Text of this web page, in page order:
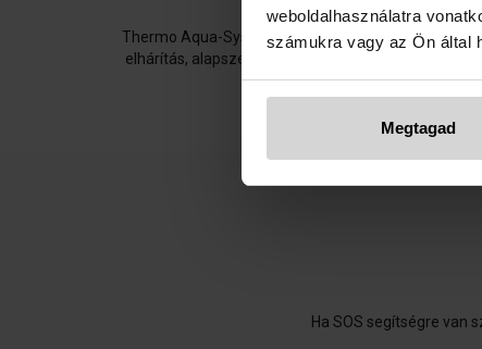
weboldalhasználatra
számukra vagy az Ön által
Megtagad
Thermo Aqua-System Kft. gyorsszolgálatot
elhárítás, alapszerelés, felújítások, fűtésrendszer
Ha SOS segítségre van